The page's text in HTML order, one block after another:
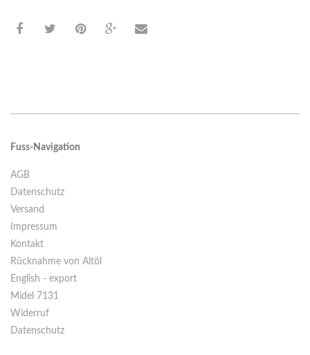
Fuss-Navigation
AGB
Datenschutz
Versand
Impressum
Kontakt
Rücknahme von Altöl
English - export
Midel 7131
Widerruf
Datenschutz